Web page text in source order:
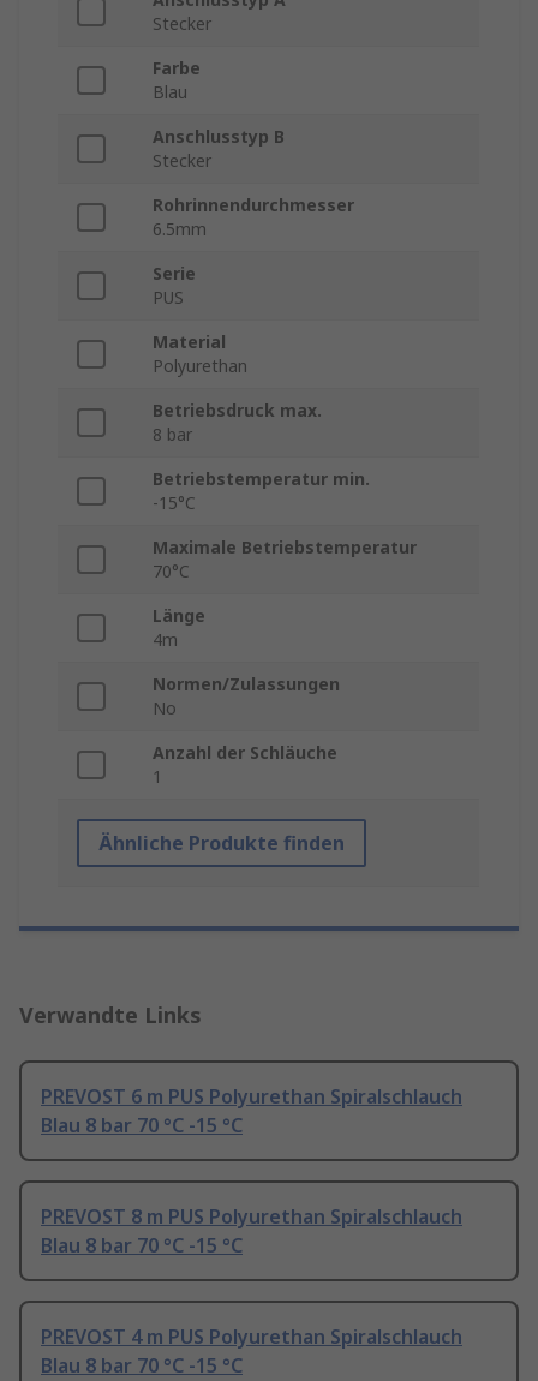
Stecker
Farbe
Blau
Anschlusstyp B
Stecker
Rohrinnendurchmesser
6.5mm
Serie
PUS
Material
Polyurethan
Betriebsdruck max.
8 bar
Betriebstemperatur min.
-15°C
Maximale Betriebstemperatur
70°C
Länge
4m
Normen/Zulassungen
No
Anzahl der Schläuche
1
Ähnliche Produkte finden
Verwandte Links
PREVOST 6 m PUS Polyurethan Spiralschlauch
Blau 8 bar 70 °C -15 °C
PREVOST 8 m PUS Polyurethan Spiralschlauch
Blau 8 bar 70 °C -15 °C
PREVOST 4 m PUS Polyurethan Spiralschlauch
Blau 8 bar 70 °C -15 °C